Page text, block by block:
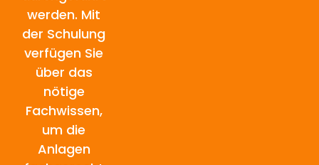
werden. Mit
der Schulung
verfügen Sie
über das
nötige
Fachwissen,
um die
Anlagen